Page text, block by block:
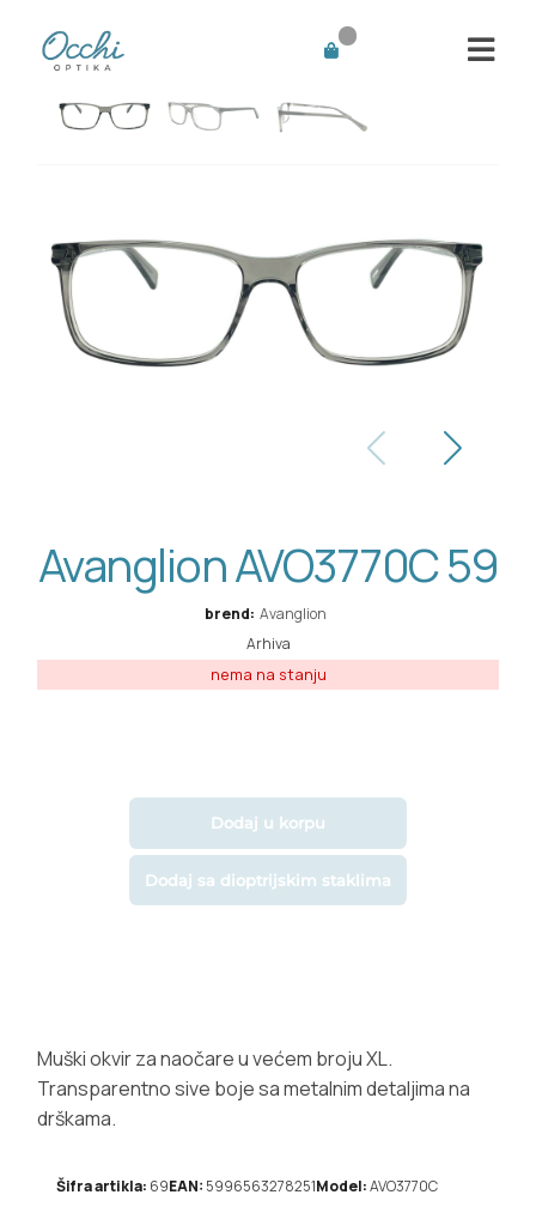
Avanglion AVO3770C 59
brend: Avanglion
Arhiva
Dodaj u korpu
Dodaj sa dioptrijskim staklima
Muški okvir za naočare u većem broju XL.
Transparentno sive boje sa metalnim detaljima na
drškama.
Šifra artikla: 69EAN: 5996563278251Model:AVO3770C